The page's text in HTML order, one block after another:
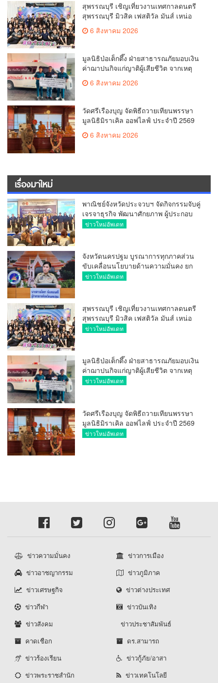
สุพรรณบุรี เชิญเที่ยวงานเทศกาลดนตรี
สุพรรณบุรี มิวสิค เฟสติวัล มันส์ เหน่อ
6 สิงหาคม 2026
มูลนิธิป่อเต็กตึ๊ง ฝ่ายสาธารณภัยมอบเงิน
ค่าฌาปนกิจแก่ญาติผู้เสียชีวิต จากเหตุ
เพลิงไหม้ โรงเบียร์ ณ ลาดพร้าว จำนวน
20,000 บาท
6 สิงหาคม 2026
วัดศรีเรืองบุญ จัดพิธีถวายเทียนพรรษา
มูลนิธิมิราเคิล ออฟไลฟ์ ประจำปี 2569
พล.ต.ต.ศิริวัฒน์ ดีพอ ให้เกียรติเป็น
ประธาน
6 สิงหาคม 2026
เรื่องมาใหม่
พาณิชย์จังหวัดประจวบฯ จัดกิจกรรมจับคู่
เจรจาธุรกิจ พัฒนาศักยภาพ ผู้ประกอบ
การ ขยายช่องทางการค้า สู่การค้า
ข่าวใหม่อัพเดท
จังหวัดนครปฐม บูรณาการทุกภาคส่วน
ขับเคลื่อนนโยบายด้านความมั่นคง ยก
ระดับการป้องกันอาชญากรรมทาง
ข่าวใหม่อัพเดท
สุพรรณบุรี เชิญเที่ยวงานเทศกาลดนตรี
สุพรรณบุรี มิวสิค เฟสติวัล มันส์ เหน่อ
มาก
ข่าวใหม่อัพเดท
มูลนิธิป่อเต็กตึ๊ง ฝ่ายสาธารณภัยมอบเงิน
ค่าฌาปนกิจแก่ญาติผู้เสียชีวิต จากเหตุ
เพลิงไหม้ โรงเบียร์ ณ ลาดพร้าว จำนวน
ข่าวใหม่อัพเดท
วัดศรีเรืองบุญ จัดพิธีถวายเทียนพรรษา
มูลนิธิมิราเคิล ออฟไลฟ์ ประจำปี 2569
พล.ต.ต.ศิริวัฒน์ ดีพอ ให้เกียรติเป็น
ข่าวใหม่อัพเดท
ข่าวความมั่นคง
ข่าวการเมือง
ข่าวอาชญากรรม
ข่าวภูมิภาค
ข่าวเศรษฐกิจ
ข่าวต่างประเทศ
ข่าวกีฬา
ข่าวบันเทิง
ข่าวสังคม
ข่าวประชาสัมพันธ์
คาดเชือก
ดร.สามารถ
ข่าวร้องเรียน
ข่าวกู้ภัย/อาสา
ข่าวพระราชสำนัก
ข่าวเทคโนโลยี